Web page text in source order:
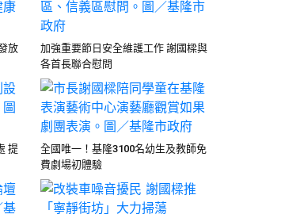
放
加強重要節日安全維護工作 謝國樑與
各首長聯合慰問
提
全國唯一！基隆3100名幼生及教師免
費劇場初體驗